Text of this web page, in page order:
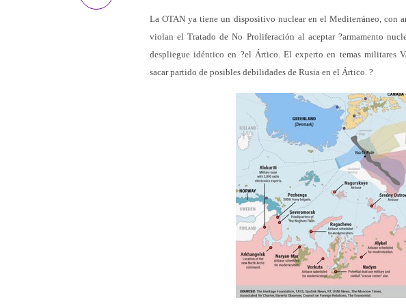
La OTAN ya tiene un dispositivo nuclear en el Mediterráneo, con
violan el Tratado de No Proliferación al aceptar ?armamento
despliegue idéntico en ?el Ártico. El experto en temas militares
sacar partido de posibles debilidades de Rusia en el Ártico. ?